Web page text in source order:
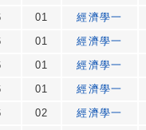
01
經濟學一
01
經濟學一
01
經濟學一
01
經濟學一
02
經濟學一